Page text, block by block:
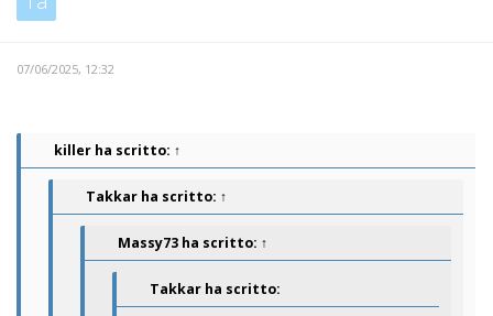
07/06/2025, 12:32
killer ha scritto: ↑
Takkar ha scritto: ↑
Massy73 ha scritto: ↑
Takkar ha scritto: